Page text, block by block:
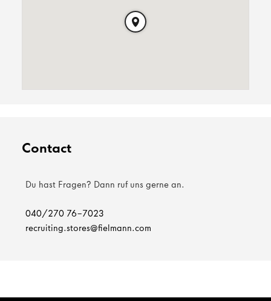
Contact
Du hast Fragen? Dann ruf uns gerne an.
040/270 76-7023
recruiting.stores@fielmann.com